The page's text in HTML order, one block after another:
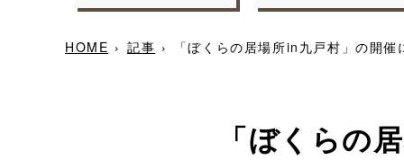
HOME › 記事 › 「ぼくらの居場所in九戸村」の開催
「ぼくらの